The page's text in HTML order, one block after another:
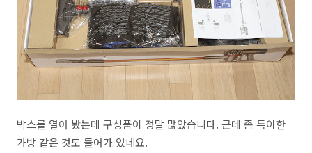
박스를 열어 봤는데 구성품이 정말 많았습니다. 근데 좀 특이한
가방 같은 것도 들어가 있네요.